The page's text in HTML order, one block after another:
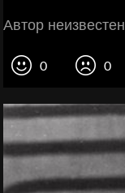
Автор неизвестен
0 0